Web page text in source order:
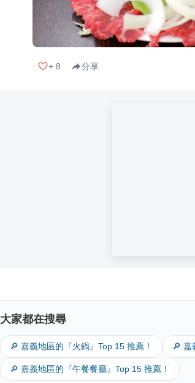
+ 8 分享
大家都在搜尋
🔎 嘉義地區的『火鍋』Top 15 推薦！ 🔎 嘉
🔎 嘉義地區的『午餐餐廳』Top 15 推薦！